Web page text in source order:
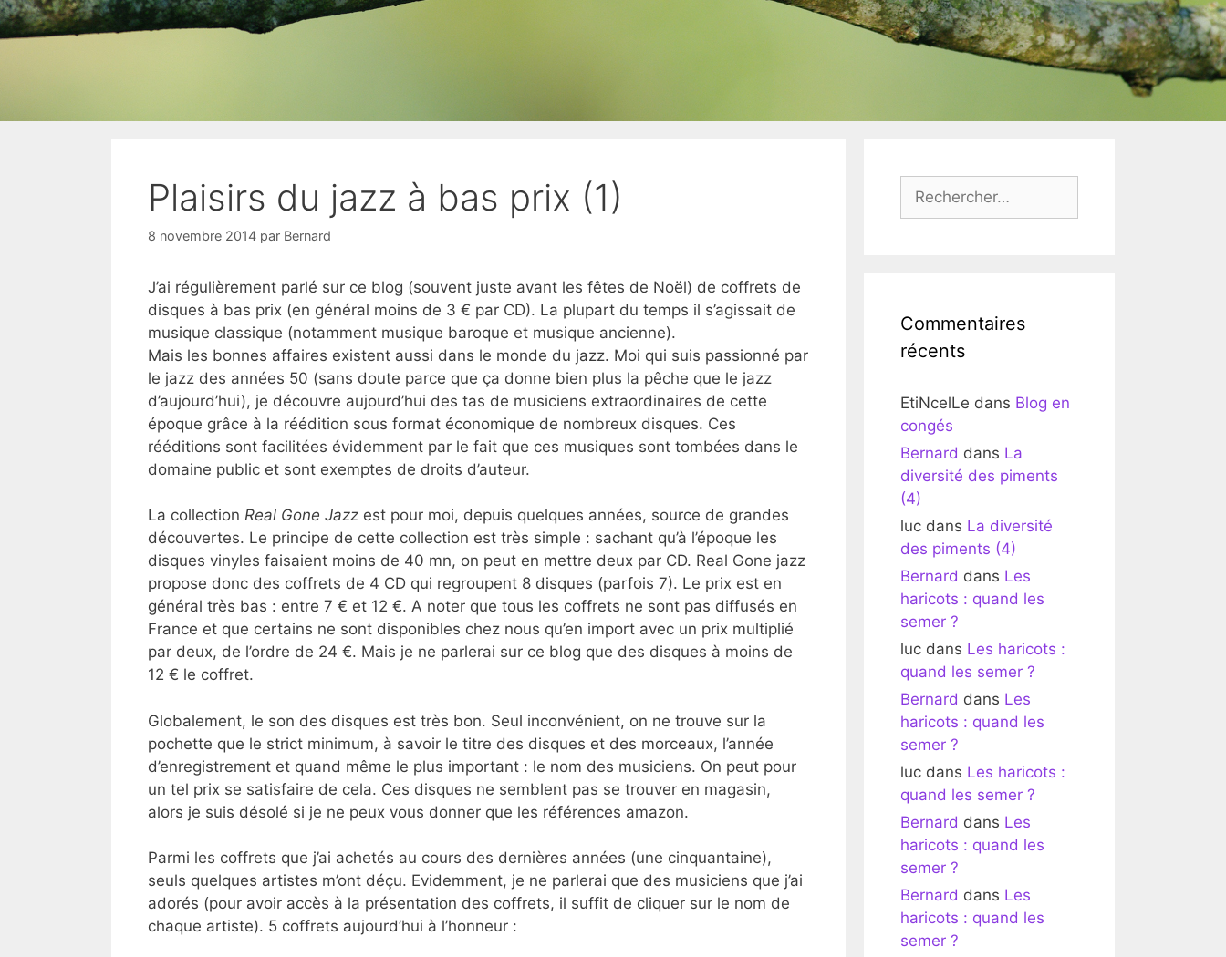
Plaisirs du jazz à bas prix (1)
8 novembre 2014 par Bernard
J’ai régulièrement parlé sur ce blog (souvent juste avant les fêtes de Noël) de coffrets de
disques à bas prix (en général moins de 3 € par CD). La plupart du temps il s’agissait de
musique classique (notamment musique baroque et musique ancienne).
Mais les bonnes affaires existent aussi dans le monde du jazz. Moi qui suis passionné par
le jazz des années 50 (sans doute parce que ça donne bien plus la pêche que le jazz
d’aujourd’hui), je découvre aujourd’hui des tas de musiciens extraordinaires de cette
époque grâce à la réédition sous format économique de nombreux disques. Ces
rééditions sont facilitées évidemment par le fait que ces musiques sont tombées dans le
domaine public et sont exemptes de droits d’auteur.
La collection Real Gone Jazz est pour moi, depuis quelques années, source de grandes
découvertes. Le principe de cette collection est très simple : sachant qu’à l’époque les
disques vinyles faisaient moins de 40 mn, on peut en mettre deux par CD. Real Gone jazz
propose donc des coffrets de 4 CD qui regroupent 8 disques (parfois 7). Le prix est en
général très bas : entre 7 € et 12 €. A noter que tous les coffrets ne sont pas diffusés en
France et que certains ne sont disponibles chez nous qu’en import avec un prix multiplié
par deux, de l’ordre de 24 €. Mais je ne parlerai sur ce blog que des disques à moins de
12 € le coffret.
Globalement, le son des disques est très bon. Seul inconvénient, on ne trouve sur la
pochette que le strict minimum, à savoir le titre des disques et des morceaux, l’année
d’enregistrement et quand même le plus important : le nom des musiciens. On peut pour
un tel prix se satisfaire de cela. Ces disques ne semblent pas se trouver en magasin,
alors je suis désolé si je ne peux vous donner que les références amazon.
Parmi les coffrets que j’ai achetés au cours des dernières années (une cinquantaine),
seuls quelques artistes m’ont déçu. Evidemment, je ne parlerai que des musiciens que j’ai
adorés (pour avoir accès à la présentation des coffrets, il suffit de cliquer sur le nom de
chaque artiste). 5 coffrets aujourd’hui à l’honneur :
Commentaires
récents
EtiNcelLe dans Blog en
congés
Bernard dans La
diversité des piments
(4)
luc dans La diversité
des piments (4)
Bernard dans Les
haricots : quand les
semer ?
luc dans Les haricots :
quand les semer ?
Bernard dans Les
haricots : quand les
semer ?
luc dans Les haricots :
quand les semer ?
Bernard dans Les
haricots : quand les
semer ?
Bernard dans Les
haricots : quand les
semer ?